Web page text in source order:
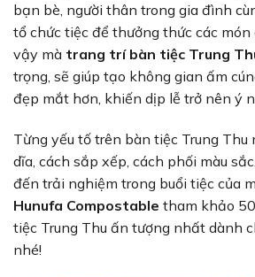
bạn bè, người thân trong gia đình
tổ chức tiệc để thưởng thức các
vậy mà trang trí bàn tiệc Trung
trọng, sẽ giúp tạo không gian ấm
đẹp mắt hơn, khiến dịp lễ trở nên ý
Từng yếu tố trên bàn tiệc Trung Thu
dĩa, cách sắp xếp, cách phối màu
đến trải nghiệm trong buổi tiệc của
Hunufa Compostable tham khảo
tiệc Trung Thu ấn tượng nhất dành
nhé!